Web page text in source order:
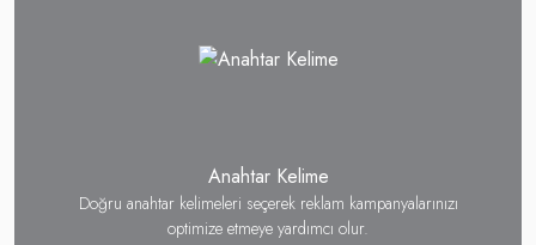
Anahtar Kelime
Doğru anahtar kelimeleri seçerek reklam kampanyalarınızı
optimize etmeye yardımcı olur.